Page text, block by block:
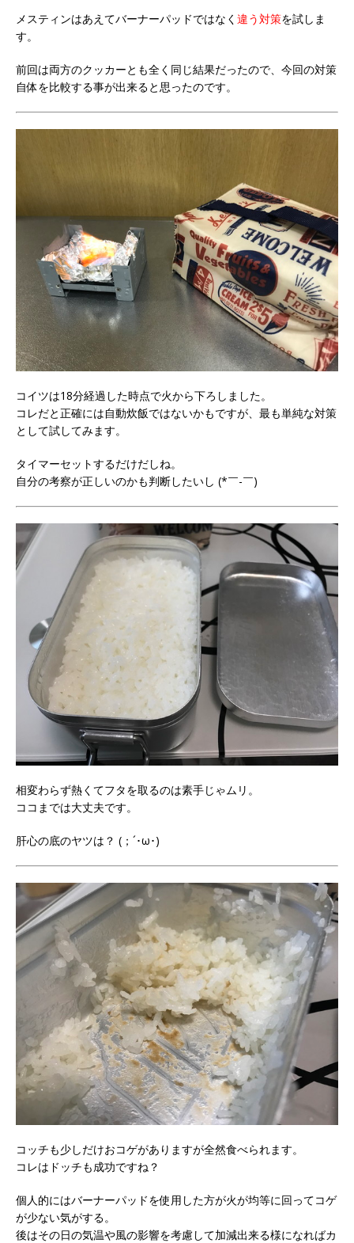
メスティンはあえてバーナーパッドではなく 違う対策を試しま
す。
前回は両方のクッカーとも全く同じ結果だったので、今回の対策
自体を比較する事が出来ると思ったのです。
コイツは18分経過した時点で火から下ろしました。
コレだと正確には自動炊飯ではないかもですが、最も単純な対策
として試してみます。
タイマーセットするだけだしね。
自分の考察が正しいのかも判断したいし (*￣-￣)
相変わらず熱くてフタを取るのは素手じゃムリ。
ココまでは大丈夫です。
肝心の底のヤツは？ (；´･ω･)
コッチも少しだけおコゲがありますが全然食べられます。
コレはドッチも成功ですね？
個人的にはバーナーパッドを使用した方が火が均等に回ってコゲ
が少ない気がする。
後はその日の気温や風の影響を考慮して加減出来る様になればカ